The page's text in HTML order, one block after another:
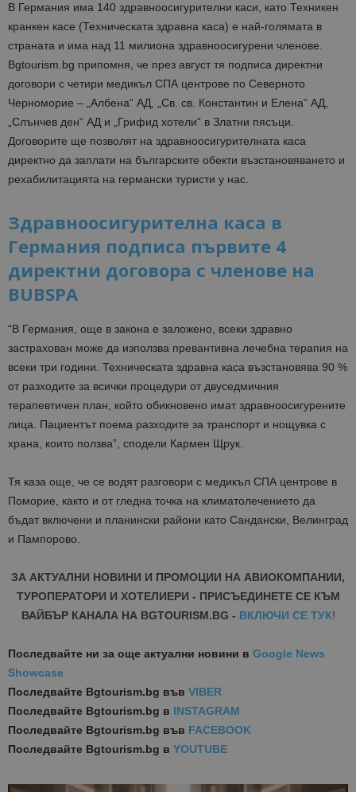
В Германия има 140 здравноосигурителни каси, като Техникен
кранкен касе (Техническата здравна каса) е най-голямата в
страната и има над 11 милиона здравноосигурени членове.
Bgtourism.bg припомня, че през август тя подписа директни
договори с четири медикъл СПА центрове по Северното
Черноморие – „Албена“ АД, „Св. св. Константин и Елена“ АД,
„Слънчев ден“ АД и „Грифид хотели“ в Златни пясъци.
Договорите ще позволят на здравноосигурителната каса
директно да заплати на българските обекти възстановяването и
рехабилитацията на германски туристи у нас.
Здравноосигурителна каса в
Германия подписа първите 4
директни договора с членове на
BUBSPA
“В Германия, още в закона е заложено, всеки здравно
застрахован може да използва превантивна лечебна терапия на
всеки три години. Техническата здравна каса възстановява 90 %
от разходите за всички процедури от двуседмичния
терапевтичен план, който обикновено имат здравноосигурените
лица. Пациентът поема разходите за транспорт и нощувка с
храна, които ползва”, сподели Кармен Щрук.
Тя каза още, че се водят разговори с медикъл СПА центрове в
Поморие, както и от гледна точка на климатолечението да
бъдат включени и планински райони като Сандански, Велинград
и Пампорово.
ЗА АКТУАЛНИ НОВИНИ И ПРОМОЦИИ НА АВИОКОМПАНИИ,
ТУРОПЕРАТОРИ И ХОТЕЛИЕРИ - ПРИСЪЕДИНЕТЕ СЕ КЪМ
ВАЙБЪР КАНАЛА НА BGTOURISM.BG - ВКЛЮЧИ СЕ ТУК!
Последвайте ни за още актуални новини в Google News
Showcase
Последвайте Bgtourism.bg във VIBER
Последвайте Bgtourism.bg в INSTAGRAM
Последвайте Bgtourism.bg във FACEBOOK
Последвайте Bgtourism.bg в YOUTUBE